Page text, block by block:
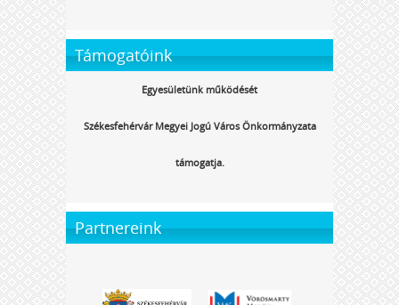
Támogatóink
Egyesületünk működését
Székesfehérvár Megyei Jogú Város Önkormányzata
támogatja.
Partnereink